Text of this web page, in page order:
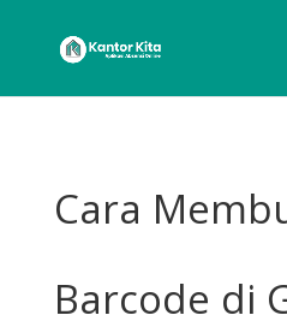
Cara
Barcode di